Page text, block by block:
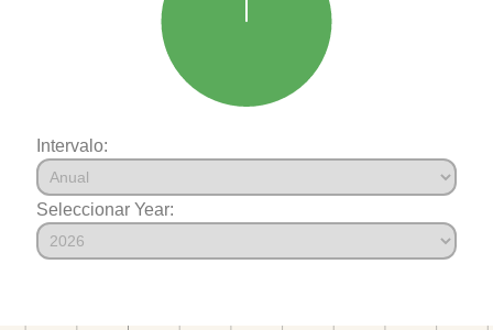
Intervalo:
Seleccionar Year: